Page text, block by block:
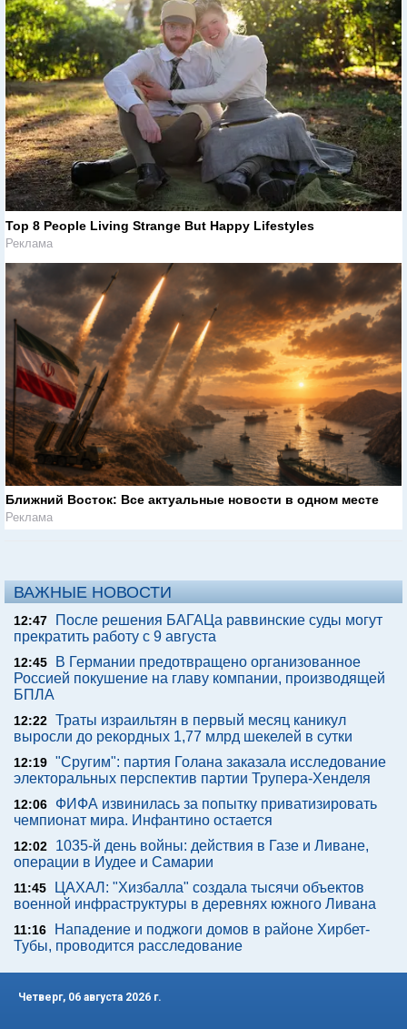
Top 8 People Living Strange But Happy Lifestyles
Реклама
Ближний Восток: Все актуальные новости в одном месте
Реклама
ВАЖНЫЕ НОВОСТИ
12:47
После решения БАГАЦа раввинские суды могут
прекратить работу с 9 августа
12:45
В Германии предотвращено организованное
Россией покушение на главу компании, производящей
БПЛА
12:22 Траты израильтян в первый месяц каникул
выросли до рекордных 1,77 млрд шекелей в сутки
12:19 "Сругим": партия Голана заказала исследование
электоральных перспектив партии Трупера-Хенделя
12:06
ФИФА извинилась за попытку приватизировать
чемпионат мира. Инфантино остается
12:02
1035-й день войны: действия в Газе и Ливане,
операции в Иудее и Самарии
11:45
ЦАХАЛ: "Хизбалла" создала тысячи объектов
военной инфраструктуры в деревнях южного Ливана
11:16
Нападение и поджоги домов в районе Хирбет-
Тубы, проводится расследование
Четверг, 06 августа 2026 г.